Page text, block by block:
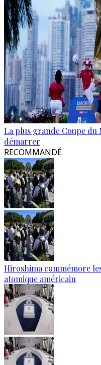
La plus grande Coupe du
démarrer
RECOMMANDÉ
Hiroshima commémore
atomique américain